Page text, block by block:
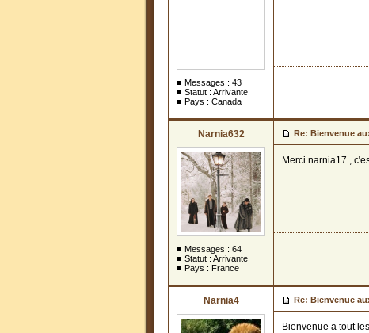
Messages : 43
Statut : Arrivante
Pays : Canada
Narnia632
Messages : 64
Statut : Arrivante
Pays : France
Re: Bienvenue
Merci narnia17 ,
Narnia4 Re: Bienvenue
Bienvenue a tout